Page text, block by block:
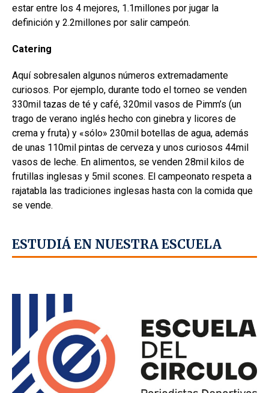
estar entre los 4 mejores, 1.1millones por jugar la
definición y 2.2millones por salir campeón.
Catering
Aquí sobresalen algunos números extremadamente
curiosos. Por ejemplo, durante todo el torneo se venden
330mil tazas de té y café, 320mil vasos de Pimm’s (un
trago de verano inglés hecho con ginebra y licores de
crema y fruta) y «sólo» 230mil botellas de agua, además
de unas 110mil pintas de cerveza y unos curiosos 44mil
vasos de leche. En alimentos, se venden 28mil kilos de
frutillas inglesas y 5mil scones. El campeonato respeta a
rajatabla las tradiciones inglesas hasta con la comida que
se vende.
ESTUDIÁ EN NUESTRA ESCUELA